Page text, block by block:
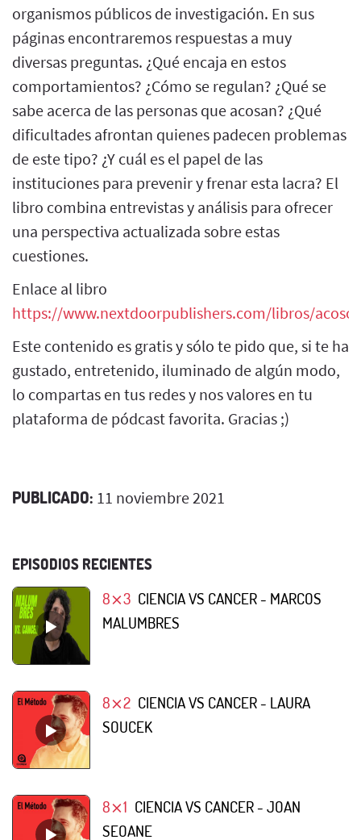
organismos públicos de investigación. En sus
páginas encontraremos respuestas a muy
diversas preguntas. ¿Qué encaja en estos
comportamientos? ¿Cómo se regulan? ¿Qué se
sabe acerca de las personas que acosan? ¿Qué
dificultades afrontan quienes padecen problemas
de este tipo? ¿Y cuál es el papel de las
instituciones para prevenir y frenar esta lacra? El
libro combina entrevistas y análisis para ofrecer
una perspectiva actualizada sobre estas
cuestiones.
Enlace al libro
https://www.nextdoorpublishers.com/libros/acoso/
Este contenido es gratis y sólo te pido que, si te ha
gustado, entretenido, iluminado de algún modo,
lo compartas en tus redes y nos valores en tu
plataforma de pódcast favorita. Gracias ;)
PUBLICADO: 11 noviembre 2021
EPISODIOS RECIENTES
8⨯3 CIENCIA VS CANCER - MARCOS
MALUMBRES
8⨯2 CIENCIA VS CANCER - LAURA
SOUCEK
8⨯1 CIENCIA VS CANCER - JOAN
SEOANE